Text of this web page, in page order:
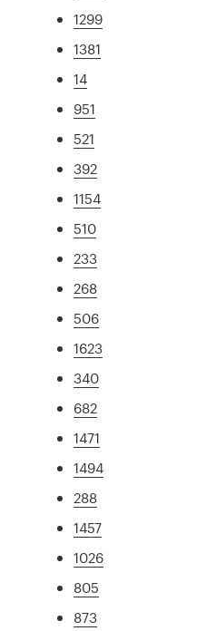
1299
1381
14
951
521
392
1154
510
233
268
506
1623
340
682
1471
1494
288
1457
1026
805
873